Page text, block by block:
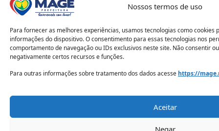
Nossos termos de uso
Para fornecer as melhores experiências, usamos tecnologias como cookies
informações do dispositivo. O consentimento para essas tecnologias nos
comportamento de navegação ou IDs exclusivos neste site. Não consentir
negativamente certos recursos e funções.
Para outras informações sobre tratamento dos dados acesse https://
Aceitar
Negar